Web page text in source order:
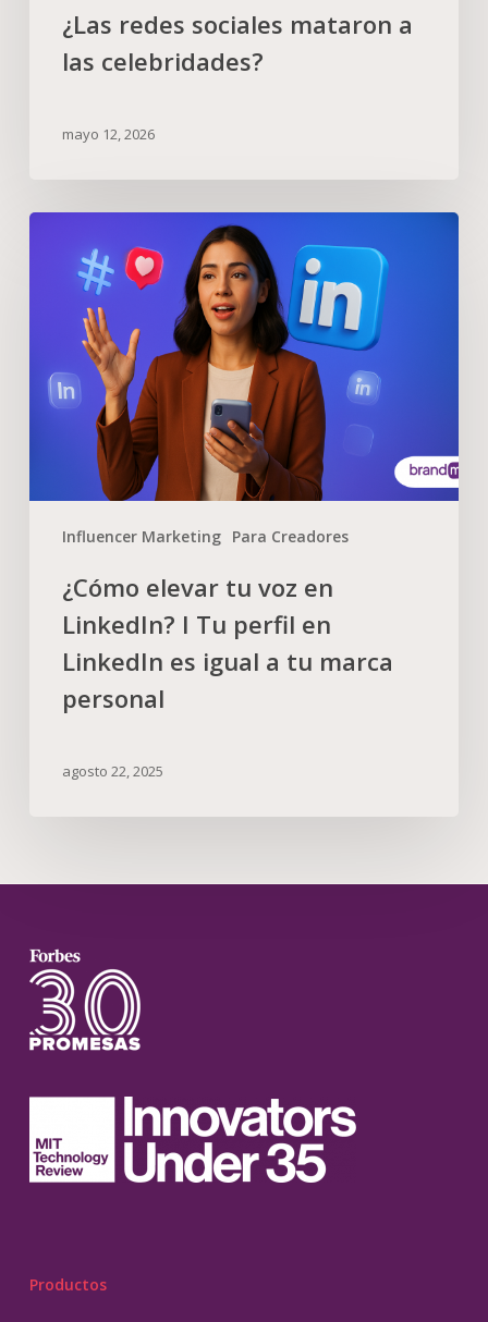
¿Las redes sociales mataron a
las celebridades?
mayo 12, 2026
Influencer Marketing Para Creadores
¿Cómo elevar tu voz en
LinkedIn? I Tu perfil en
LinkedIn es igual a tu marca
personal
agosto 22, 2025
Productos